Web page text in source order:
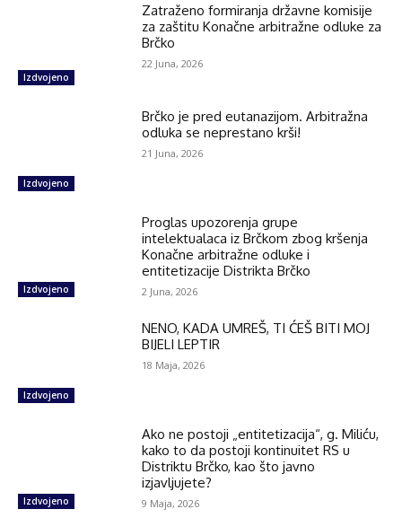
Izdvojeno
Zatraženo formiranja državne komisije
za zaštitu Konačne arbitražne odluke za
Brčko
22 Juna, 2026
Izdvojeno
Brčko je pred eutanazijom. Arbitražna
odluka se neprestano krši!
21 Juna, 2026
Izdvojeno
Proglas upozorenja grupe
intelektualaca iz Brčkom zbog kršenja
Konačne arbitražne odluke i
entitetizacije Distrikta Brčko
2 Juna, 2026
Izdvojeno
NENO, KADA UMREŠ, TI ĆEŠ BITI MOJ
BIJELI LEPTIR
18 Maja, 2026
Izdvojeno
Ako ne postoji „entitetizacija“, g. Miliću,
kako to da postoji kontinuitet RS u
Distriktu Brčko, kao što javno
izjavljujete?
9 Maja, 2026